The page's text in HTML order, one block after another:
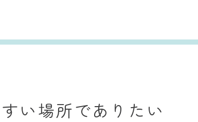
い場所でありたい